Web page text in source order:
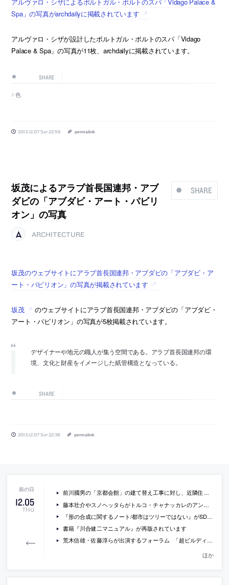
Spa」の写真がarchdailyに掲載されています
アルヴァロ・シザが設計したポルトガル・ポルトのスパ「Vidago
Palace & Spa」の写真が11枚、archdailyに掲載されています。
SHARE
色
2013.12.07 Sat 22:56 permalink
SHARE
坂茂によるアラブ首長国連邦・アブ
ダビの「アブダビ・アート・パビリ
オン」の写真
ARCHITECTURE
坂茂のウェブサイトにアラブ首長国連邦・アブダビの「アブダビ・ア
ート・パビリオン」の写真が掲載されています
坂茂
のウェブサイトにアラブ首長国連邦・アブダビの「アブダビ・
アート・パビリオン」の写真が5枚掲載されています。
デザイナーや地元の職人が集う空間である。アラブ首長国連邦の環
境、文化と財産をイメージした紙管構造となっている。
SHARE
2013.12.07 Sat 22:38 permalink
12.05
THU
前川國男の「京都会館」の建て替え工事に対し、近隣住民らが建築確認の取り消しを求め審査請求書を提出
藤本壮介やスノヘッタらがトルコ・チャナッカレのアンテナ・タワー設計国際コンペで最終候補に
『形の合成に関するノート/都市はツリーではない』がSD選書として発売中
書籍『川合健二マニュアル』が再版されています
荒木信雄・佐藤淳らが出演するフォーラム 「超ビルディングタイプ型HILTシステム・プロジェクト宣言」がLIXILショールーム東京で開催
ほか